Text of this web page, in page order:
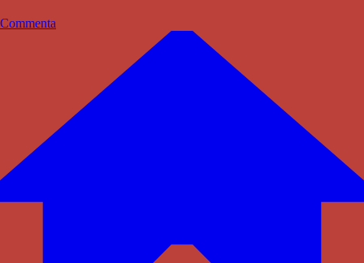
Commenta